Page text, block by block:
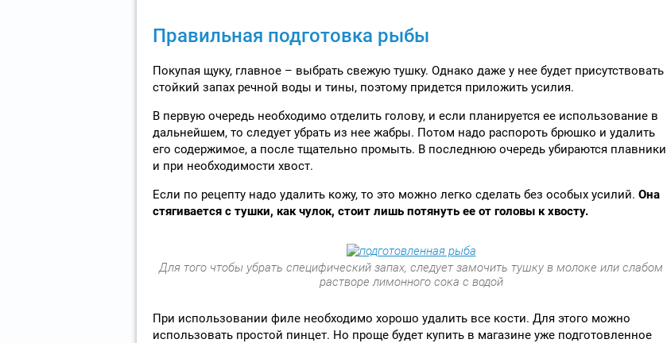
Правильная подготовка рыбы
Покупая щуку, главное – выбрать свежую тушку. Однако даже у нее будет присутствовать
стойкий запах речной воды и тины, поэтому придется приложить усилия.
В первую очередь необходимо отделить голову, и если планируется ее использование в
дальнейшем, то следует убрать из нее жабры. Потом надо распороть брюшко и удалить
его содержимое, а после тщательно промыть. В последнюю очередь убираются плавники
и при необходимости хвост.
Если по рецепту надо удалить кожу, то это можно легко сделать без особых усилий. Она
стягивается с тушки, как чулок, стоит лишь потянуть ее от головы к хвосту.
Для того чтобы убрать специфический запах, следует замочить тушку в молоке или слабом
растворе лимонного сока с водой
При использовании филе необходимо хорошо удалить все кости. Для этого можно
использовать простой пинцет. Но проще будет купить в магазине уже подготовленное